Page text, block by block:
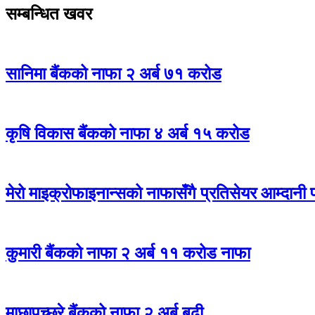
सम्बन्धित खवर
सानिमा बैंकको नाफा २ अर्ब ७१ करोड
कृषि विकास बैंकको नाफा ४ अर्ब १५ करोड
मेरो माइक्रोफाइनान्सको नाफासँगै प्रतिसेयर आम्दानी
कुमारी बैंकको नाफा २ अर्ब ११ करोड नाफा